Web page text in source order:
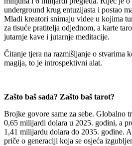
underground krug entuzijasta i postao
Mladi kreatori snimaju videe u kojima
za tisuće pratitelja odjednom, a karte
jutarnje kave i jutarnje meditacije.
Čitanje tjera na razmišljanje o stvarima
magija, to je introspektivni alat.
Zašto baš sada? Zašto baš tarot?
Brojke govore same za sebe. Globalno
0,65 milijardi dolara u 2025. godini, a
1,41 milijardu dolara do 2035. godine.
priče o generaciji koja se osjeća